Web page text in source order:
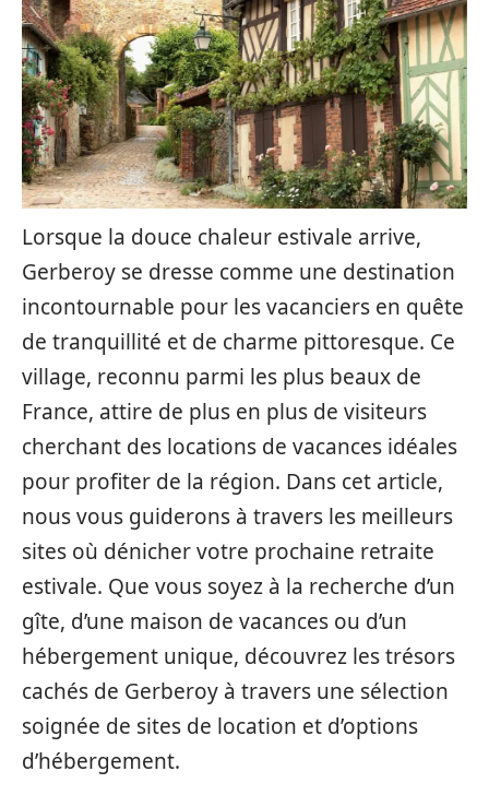
Lorsque la douce chaleur estivale arrive,
Gerberoy se dresse comme une destination
incontournable pour les vacanciers en quête
de tranquillité et de charme pittoresque. Ce
village, reconnu parmi les plus beaux de
France, attire de plus en plus de visiteurs
cherchant des locations de vacances idéales
pour profiter de la région. Dans cet article,
nous vous guiderons à travers les meilleurs
sites où dénicher votre prochaine retraite
estivale. Que vous soyez à la recherche d’un
gîte, d’une maison de vacances ou d’un
hébergement unique, découvrez les trésors
cachés de Gerberoy à travers une sélection
soignée de sites de location et d’options
d’hébergement.